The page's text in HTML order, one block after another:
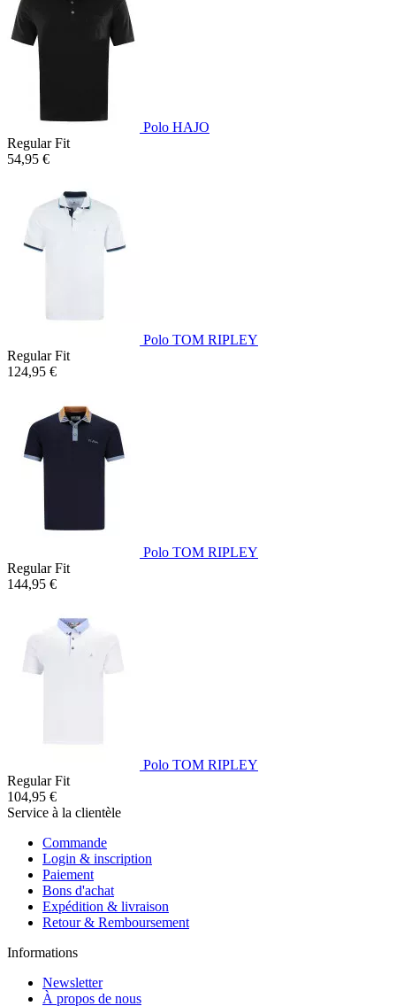
Polo HAJO
Regular Fit
54,95 €
Polo TOM RIPLEY
Regular Fit
124,95 €
Polo TOM RIPLEY
Regular Fit
144,95 €
Polo TOM RIPLEY
Regular Fit
104,95 €
Service à la clientèle
Commande
Login & inscription
Paiement
Bons d'achat
Expédition & livraison
Retour & Remboursement
Informations
Newsletter
À propos de nous